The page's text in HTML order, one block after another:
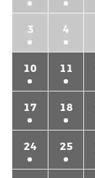
3 4
10 11
17 18
24 25